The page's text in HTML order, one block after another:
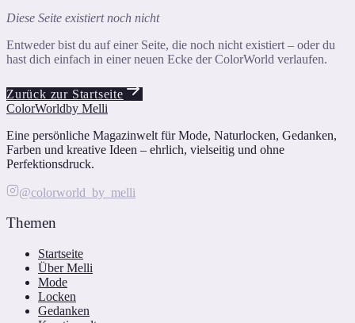
Diese Seite existiert noch nicht
Entweder bist du auf einer Seite, die noch nicht existiert – oder du
hast dich einfach in einer neuen Ecke der ColorWorld verlaufen.
Zurück zur Startseite
ColorWorldby Melli
Eine persönliche Magazinwelt für Mode, Naturlocken, Gedanken,
Farben und kreative Ideen – ehrlich, vielseitig und ohne
Perfektionsdruck.
@colorworld_by_melli
Themen
Startseite
Über Melli
Mode
Locken
Gedanken